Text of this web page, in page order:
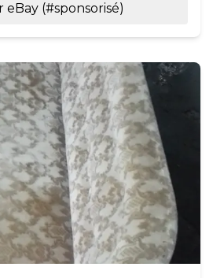
eBay (#sponsorisé)